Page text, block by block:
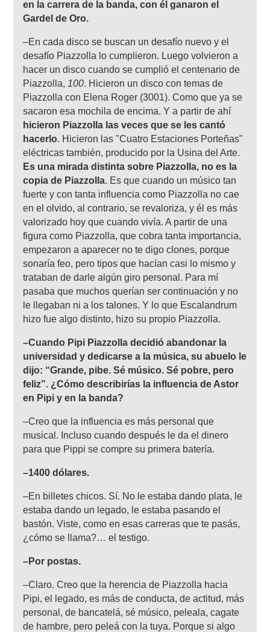
en la carrera de la banda, con él ganaron el
Gardel de Oro.
–En cada disco se buscan un desafío nuevo y el
desafío Piazzolla lo cumplieron. Luego volvieron a
hacer un disco cuando se cumplió el centenario de
Piazzolla, 100. Hicieron un disco con temas de
Piazzolla con Elena Roger (3001). Como que ya se
sacaron esa mochila de encima. Y a partir de ahí
hicieron Piazzolla las veces que se les cantó
hacerlo. Hicieron las "Cuatro Estaciones Porteñas"
eléctricas también, producido por la Usina del Arte.
Es una mirada distinta sobre Piazzolla, no es la
copia de Piazzolla. Es que cuando un músico tan
fuerte y con tanta influencia como Piazzolla no cae
en el olvido, al contrario, se revaloriza, y él es más
valorizado hoy que cuando vivía. A partir de una
figura como Piazzolla, que cobra tanta importancia,
empezaron a aparecer no te digo clones, porque
sonaría feo, pero tipos que hacían casi lo mismo y
trataban de darle algún giro personal. Para mí
pasaba que muchos querían ser continuación y no
le llegaban ni a los talones. Y lo que Escalandrum
hizo fue algo distinto, hizo su propio Piazzolla.
–Cuando Pipi Piazzolla decidió abandonar la
universidad y dedicarse a la música, su abuelo le
dijo: “Grande, pibe. Sé músico. Sé pobre, pero
feliz”. ¿Cómo describirías la influencia de Astor
en Pipi y en la banda?
–Creo que la influencia es más personal que
musical. Incluso cuando después le da el dinero
para que Pippi se compre su primera batería.
–1400 dólares.
–En billetes chicos. Sí. No le estaba dando plata, le
estaba dando un legado, le estaba pasando el
bastón. Viste, como en esas carreras que te pasás,
¿cómo se llama?… el testigo.
–Por postas.
–Claro. Creo que la herencia de Piazzolla hacia
Pipi, el legado, es más de conducta, de actitud, más
personal, de bancatelá, sé músico, peleala, cagate
de hambre, pero peleá con la tuya. Porque si algo